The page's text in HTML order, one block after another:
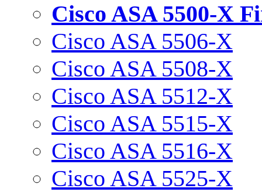
Cisco ASA 5500-X
Cisco ASA 5506-X
Cisco ASA 5508-X
Cisco ASA 5512-X
Cisco ASA 5515-X
Cisco ASA 5516-X
Cisco ASA 5525-X